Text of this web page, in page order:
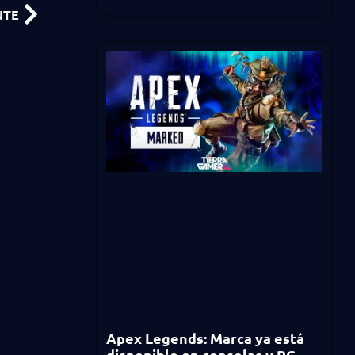
Apex Legends: Marca ya está